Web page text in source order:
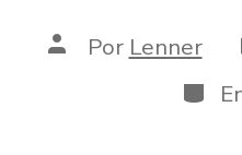
AutorPor Lenner